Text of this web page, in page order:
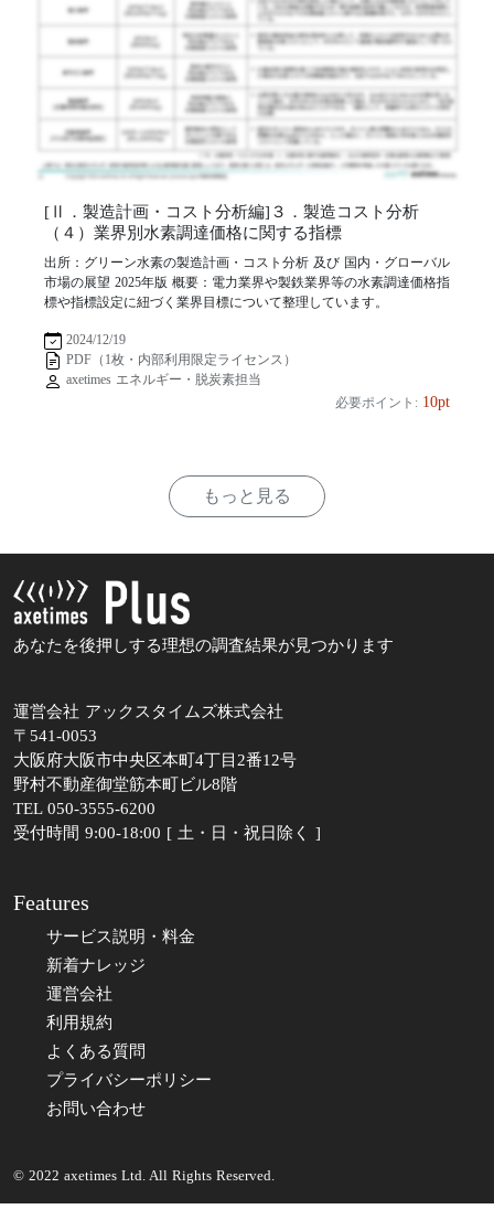
[Ⅱ．製造計画・コスト分析編]３．製造コスト分析
（４）業界別水素調達価格に関する指標
出所：グリーン水素の製造計画・コスト分析 及び 国内・グローバル
市場の展望 2025年版 概要：電力業界や製鉄業界等の水素調達価格指
標や指標設定に紐づく業界目標について整理しています。
2024/12/19
PDF（1枚・内部利用限定ライセンス）
axetimes エネルギー・脱炭素担当
必要ポイント: 10pt
もっと見る
あなたを後押しする理想の調査結果が見つかります
運営会社 アックスタイムズ株式会社
〒541-0053
大阪府大阪市中央区本町4丁目2番12号
野村不動産御堂筋本町ビル8階
TEL 050-3555-6200
受付時間 9:00-18:00 [ 土・日・祝日除く ]
Features
サービス説明・料金
新着ナレッジ
運営会社
利用規約
よくある質問
プライバシーポリシー
お問い合わせ
© 2022 axetimes Ltd. All Rights Reserved.